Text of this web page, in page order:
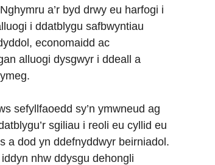
a’r byd drwy eu harfogi i
i ddatblygu safbwyntiau
economaidd ac
alluogi dysgwyr i ddeall a
sefyllfaoedd sy’n ymwneud ag
sgiliau i reoli eu cyllid eu
a dod yn ddefnyddwyr beirniadol.
nhw ddysgu dehongli